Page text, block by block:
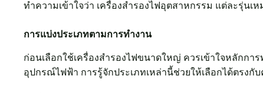
ทำความเข้าใจว่า เครื่องสำรองไฟอุตสาหกรรม แต่ละรุ่นเ
การแบ่งประเภทตามการทำงาน
ก่อนเลือกใช้เครื่องสำรองไฟขนาดใหญ่ ควรเข้าใจหลักกา
อุปกรณ์ไฟฟ้า การรู้จักประเภทเหล่านี้ช่วยให้เลือกได้ตรงกั